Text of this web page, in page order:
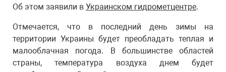
Об этом заявили в Украинском гидрометцентре.
Отмечается, что в последний день зимы на
территории Украины будет преобладать теплая и
малооблачная погода. В большинстве областей
страны, температура воздуха днем будет